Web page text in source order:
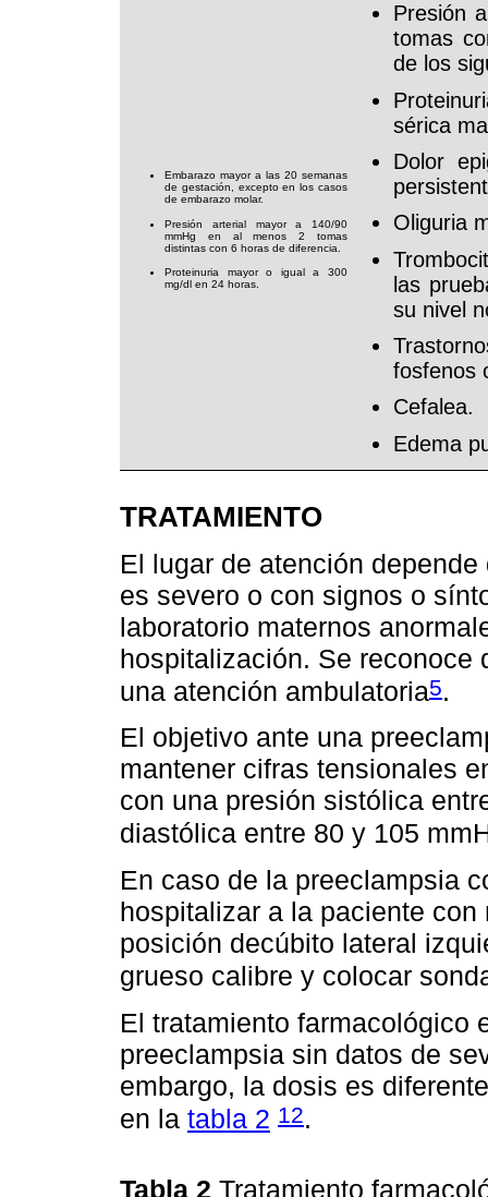
Embarazo mayor a las 20 semanas
de gestación, excepto en los casos
de embarazo molar.
Presión arterial mayor a 140/90
mmHg en al menos 2 tomas
distintas con 6 horas de diferencia.
Proteinuria mayor o igual a 300
mg/dl en 24 horas.
Presión
tomas
de los
sérica
Dolor
Oliguria
las
su nivel
fosfenos
Cefalea.
Edema
TRATAMIENTO
El lugar de atención
es severo o con signos o
laboratorio maternos
hospitalización. Se reconoce
una atención ambulatoria5.
El objetivo ante una
mantener cifras tensionales
con una presión sistólica
diastólica entre 80 y 105
En caso de la preeclampsia
hospitalizar a la paciente
posición decúbito lateral
grueso calibre y colocar
El tratamiento farmacológico
preeclampsia sin datos de
embargo, la dosis es
en la tabla 2 12.
Tabla 2 Tratamiento